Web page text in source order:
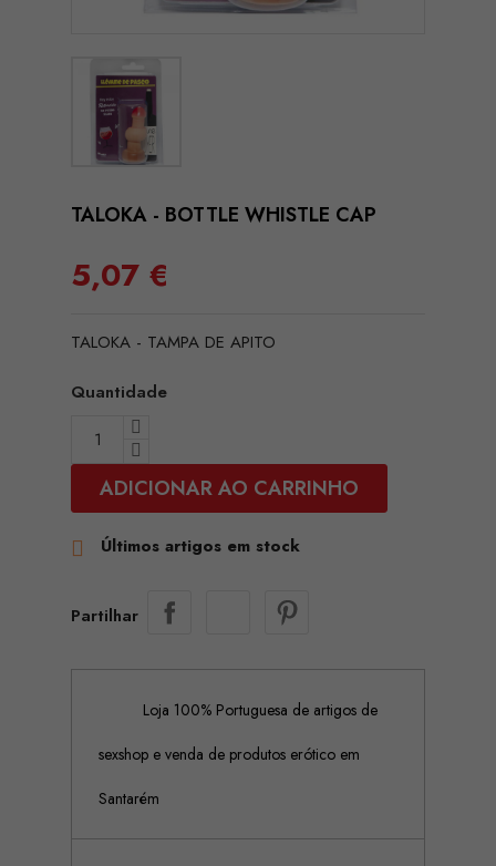
TALOKA - BOTTLE WHISTLE CAP
5,07 €
TALOKA - TAMPA DE APITO
Quantidade
ADICIONAR AO CARRINHO
 Últimos artigos em stock
Partilhar
Loja 100% Portuguesa de artigos de
sexshop e venda de produtos erótico em
Santarém